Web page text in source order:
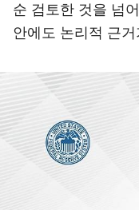
순 검토한 것을 넘
안에도 논리적 근